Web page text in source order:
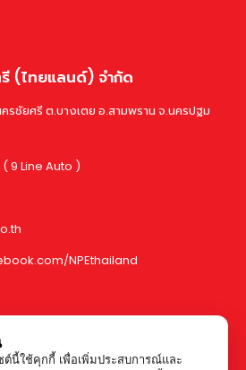
(ไทยแลนด์) จำกัด
ชัยศรี ต.บางเตย อ.สามพราน จ.นครปฐม
9 Line Auto )
NPEthailand
ต์นี้ใช้คุกกี้ เพื่อเพิ่มประสบการณ์และ